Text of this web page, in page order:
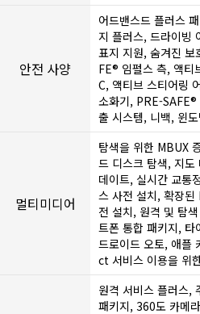
안전 사양
어드밴스드 플러스
지 플러스, 드라이빙
표지 지원, 숨겨진
FE® 임펄스 측, 액티
C, 액티브 스티어링
소화기, PRE-
출 시스템, 니백, 윈
멀티미디어
탐색을 위한 MBUX
드 디스크 탐색, 지도
데이트, 실시간 교통
스 사전 설치, 확장
전 설치, 원격 및 탐
트폰 통합 패키지, 타
드로이드 오토, 애
ct 서비스 이용을 위
원격 서비스 플러스,
패키지, 360도 카메